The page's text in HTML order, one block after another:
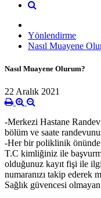
Yönlendirme
Nasıl Muayene
Nasıl Muayene Olurum?
22 Aralık 2021
-Merkezi Hastane
bölüm ve saate
-Her bir poliklinik önünde
T.C kimliğiniz ile
olduğunuz kayıt fişi ile
numaranızı takip ederek
Sağlık güvencesi